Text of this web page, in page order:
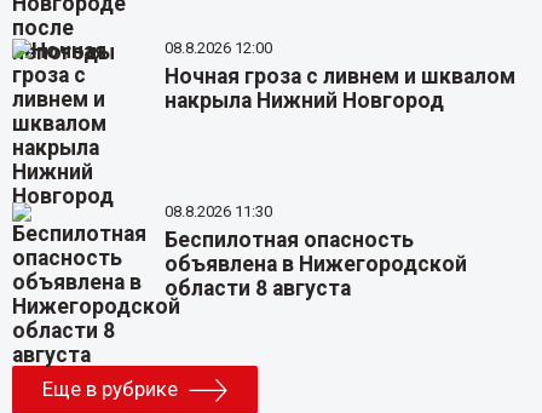
08.8.2026 12:00
Ночная гроза с ливнем и шквалом
накрыла Нижний Новгород
08.8.2026 11:30
Беспилотная опасность
объявлена в Нижегородской
области 8 августа
Еще в рубрике